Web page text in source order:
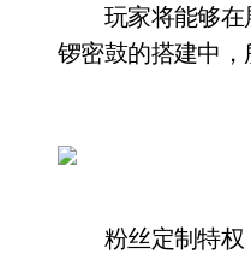
玩家将能够在展
锣密鼓的搭建中，
粉丝定制特权